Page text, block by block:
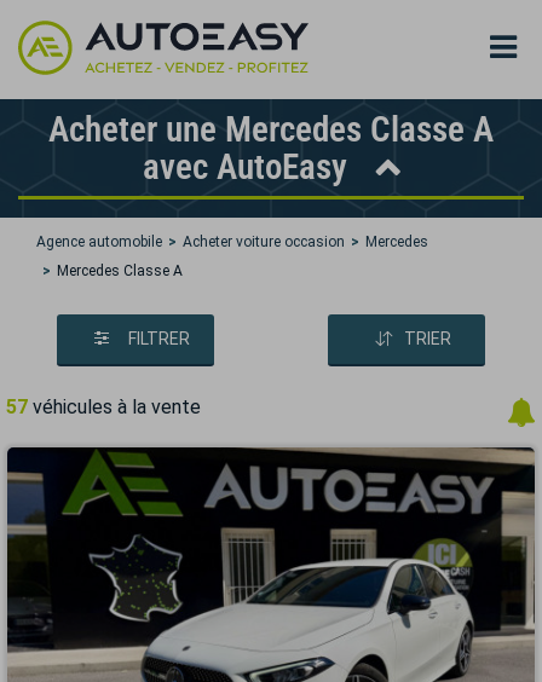
Acheter une Mercedes Classe A
avec AutoEasy
Agence automobile Acheter voiture occasion
Mercedes
Mercedes Classe A
FILTRER TRIER
57 véhicules à la vente